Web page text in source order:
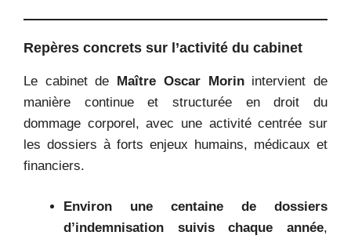
Repères concrets sur l’activité du cabinet
Le cabinet de Maître Oscar Morinintervient de
manière continue et structurée en droit du
dommage corporel, avec une activité centrée sur
les dossiers à forts enjeux humains, médicaux et
financiers.
Environ une centaine de dossiers
d’indemnisation suivis chaque année,